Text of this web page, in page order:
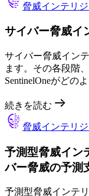
脅威インテリ
サイバー脅威イ
サイバー脅威イン
ます。その各段階
SentinelOneがどの
続きを読む
脅威インテリ
予測型脅威イン
バー脅威の予測
予測型脅威インテ